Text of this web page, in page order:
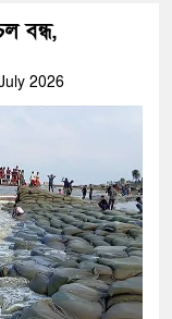
বন্ধ,
2026